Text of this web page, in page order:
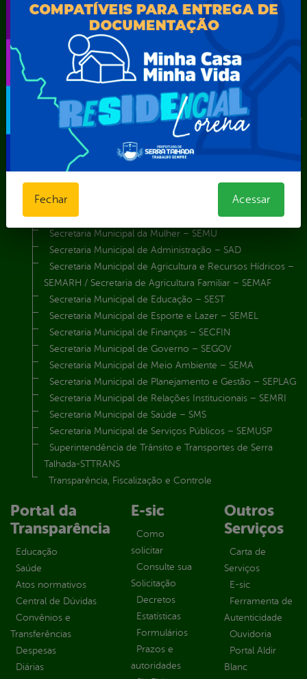
Assistência Social e Cidadania
Autarquia Educacional de Serra Talhada – AESET
Comando da Guarda Municipal-CGM
Diretoria da Defesa Civil
FUNDAÇÃO CULTURAL DE SERRA TALHADA
Gabinete da Prefeita
Gabinete do Vice-Prefeito
Instituto de Previdência Própria dos Servidores Públicos do
Município de Serra Talhada-IPPS
Obras e Infraestrutura
Procuradoria Geral do Município
Secretaria de Comunicação Social e Audiovisual
Secretaria de Desenvolvimento Econômico e Turismo
Secretaria de Iluminação Pública e Energia Elétrica
Secretaria Municipal da Mulher – SEMU
Secretaria Municipal de Administração – SAD
Secretaria Municipal de Agricultura e Recursos Hídricos –
SEMARH / Secretaria de Agricultura Familiar – SEMAF
Secretaria Municipal de Educação – SEST
Secretaria Municipal de Esporte e Lazer – SEMEL
Secretaria Municipal de Finanças – SECFIN
Secretaria Municipal de Governo – SEGOV
Secretaria Municipal de Meio Ambiente – SEMA
Secretaria Municipal de Planejamento e Gestão – SEPLAG
Secretaria Municipal de Relações Institucionais – SEMRI
Secretaria Municipal de Saúde – SMS
Secretaria Municipal de Serviços Públicos – SEMUSP
Superintendência de Trânsito e Transportes de Serra
Talhada-STTRANS
Transparência, Fiscalização e Controle
Portal da
Transparência
Educação
Saúde
Atos normativos
Central de Dúvidas
Convênios e
Transferências
Despesas
Diárias
E-sic
Como
solicitar
Consulte sua
Solicitação
Decretos
Estatísticas
Formulários
Prazos e
autoridades
Outros
Serviços
Carta de
Serviços
E-sic
Ferramenta de
Autenticidade
Ouvidoria
Portal Aldir
Blanc
Fechar Acessar